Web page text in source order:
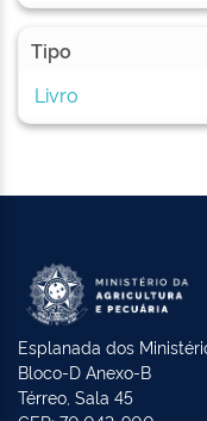
Tipo
Livro
Esplanada dos
Bloco-D Anexo-B
Térreo, Sala 45